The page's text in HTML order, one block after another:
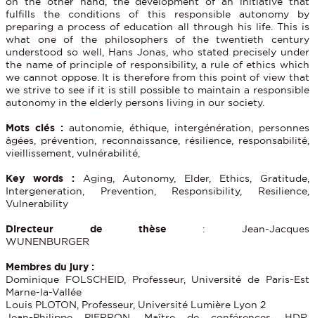
fulfills the conditions of this responsible autonomy by
preparing a process of education all through his life. This is
what one of the philosophers of the twentieth century
understood so well, Hans Jonas, who stated precisely under
the name of principle of responsibility, a rule of ethics which
we cannot oppose. It is therefore from this point of view that
we strive to see if it is still possible to maintain a responsible
autonomy in the elderly persons living in our society.
Mots clés : autonomie, éthique, intergénération, personnes
âgées, prévention, reconnaissance, résilience, responsabilité,
vieillissement, vulnérabilité,
Key words : Aging, Autonomy, Elder, Ethics, Gratitude,
Intergeneration, Prevention, Responsibility, Resilience,
Vulnerability
Directeur de thèse : Jean-Jacques
WUNENBURGER
Membres du jury :
Dominique FOLSCHEID, Professeur, Université de Paris-Est
Marne-la-Vallée
Louis PLOTON, Professeur, Université Lumière Lyon 2